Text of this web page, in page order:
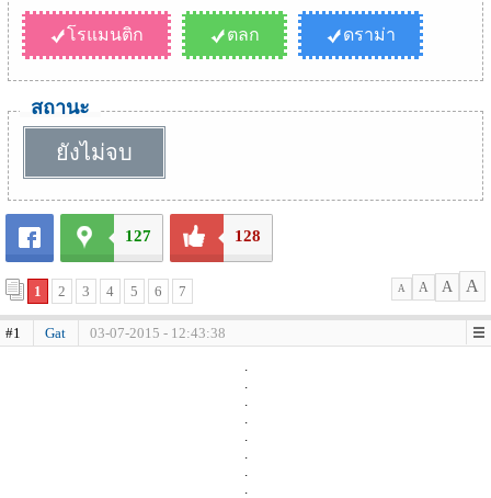
โรแมนติก ตลก ดราม่า
สถานะ
ยังไม่จบ
127 128
1 2 3 4 5 6 7 A A A A
#1 Gat
03-07-2015 - 12:43:38
.
.
.
.
.
.
.
.